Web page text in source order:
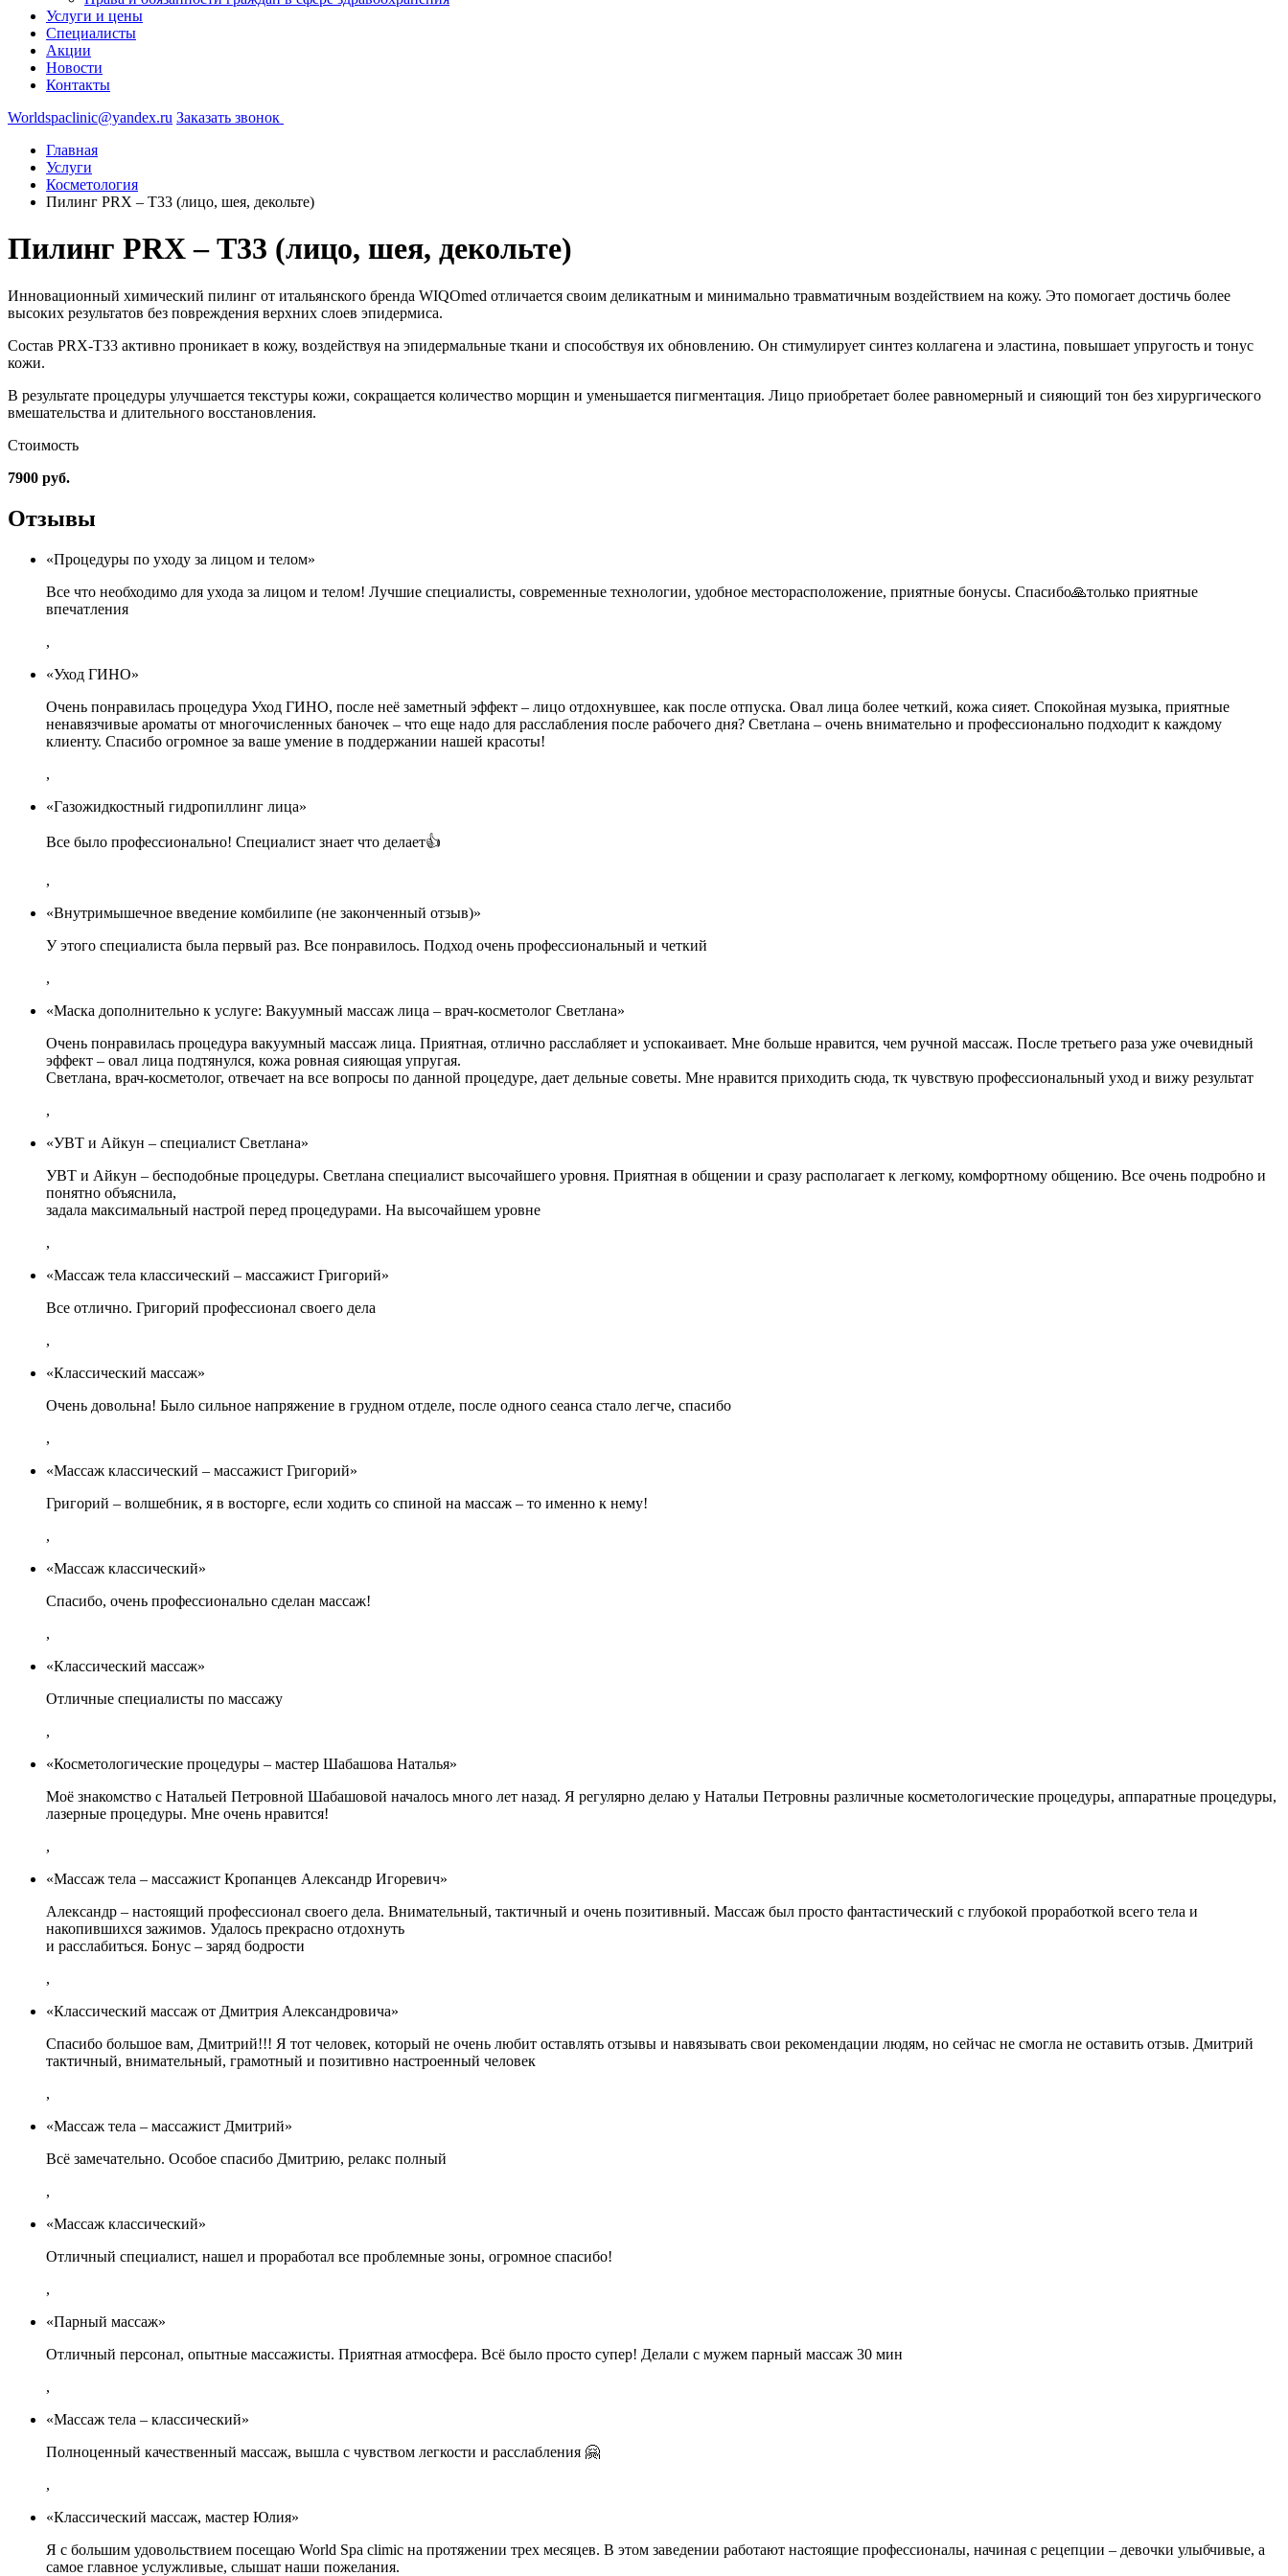
Услуги и цены
Специалисты
Акции
Новости
Контакты
Worldspaclinic@yandex.ru Заказать звонок
Главная
Услуги
Косметология
Пилинг РRX – Т33 (лицо, шея, декольте)
Пилинг РRX – Т33 (лицо, шея, декольте)
Инновационный химический пилинг от итальянского бренда WIQOmed отличается своим деликатным и минимально травматичным воздействием на кожу. Это помогает достичь более
высоких результатов без повреждения верхних слоев эпидермиса.
Состав PRX-T33 активно проникает в кожу, воздействуя на эпидермальные ткани и способствуя их обновлению. Он стимулирует синтез коллагена и эластина, повышает упругость и тонус
кожи.
В результате процедуры улучшается текстуры кожи, сокращается количество морщин и уменьшается пигментация. Лицо приобретает более равномерный и сияющий тон без хирургического
вмешательства и длительного восстановления.
Стоимость
7900 руб.
Отзывы
«Процедуры по уходу за лицом и телом»
Все что необходимо для ухода за лицом и телом! Лучшие специалисты, современные технологии, удобное месторасположение, приятные бонусы. Спасибо🙏только приятные
впечатления
,
«Уход ГИНО»
Очень понравилась процедура Уход ГИНО, после неё заметный эффект – лицо отдохнувшее, как после отпуска. Овал лица более четкий, кожа сияет. Спокойная музыка, приятные
ненавязчивые ароматы от многочисленных баночек – что еще надо для расслабления после рабочего дня? Светлана – очень внимательно и профессионально подходит к каждому
клиенту. Спасибо огромное за ваше умение в поддержании нашей красоты!
,
«Газожидкостный гидропиллинг лица»
Все было профессионально! Специалист знает что делает👍
,
«Внутримышечное введение комбилипе (не законченный отзыв)»
У этого специалиста была первый раз. Все понравилось. Подход очень профессиональный и четкий
,
«Маска дополнительно к услуге: Вакуумный массаж лица – врач-косметолог Светлана»
Очень понравилась процедура вакуумный массаж лица. Приятная, отлично расслабляет и успокаивает. Мне больше нравится, чем ручной массаж. После третьего раза уже очевидный
эффект – овал лица подтянулся, кожа ровная сияющая упругая.
Светлана, врач-косметолог, отвечает на все вопросы по данной процедуре, дает дельные советы. Мне нравится приходить сюда, тк чувствую профессиональный уход и вижу результат
,
«УВТ и Айкун – специалист Светлана»
УВТ и Айкун – бесподобные процедуры. Светлана специалист высочайшего уровня. Приятная в общении и сразу располагает к легкому, комфортному общению. Все очень подробно и
понятно объяснила,
задала максимальный настрой перед процедурами. На высочайшем уровне
,
«Массаж тела классический – массажист Григорий»
Все отлично. Григорий профессионал своего дела
,
«Классический массаж»
Очень довольна! Было сильное напряжение в грудном отделе, после одного сеанса стало легче, спасибо
,
«Массаж классический – массажист Григорий»
Григорий – волшебник, я в восторге, если ходить со спиной на массаж – то именно к нему!
,
«Массаж классический»
Спасибо, очень профессионально сделан массаж!
,
«Классический массаж»
Отличные специалисты по массажу
,
«Косметологические процедуры – мастер Шабашова Наталья»
Моё знакомство с Натальей Петровной Шабашовой началось много лет назад. Я регулярно делаю у Натальи Петровны различные косметологические процедуры, аппаратные процедуры,
лазерные процедуры. Мне очень нравится!
,
«Массаж тела – массажист Кропанцев Александр Игоревич»
Александр – настоящий профессионал своего дела. Внимательный, тактичный и очень позитивный. Массаж был просто фантастический с глубокой проработкой всего тела и
накопившихся зажимов. Удалось прекрасно отдохнуть
и расслабиться. Бонус – заряд бодрости
,
«Классический массаж от Дмитрия Александровича»
Спасибо большое вам, Дмитрий!!! Я тот человек, который не очень любит оставлять отзывы и навязывать свои рекомендации людям, но сейчас не смогла не оставить отзыв. Дмитрий
тактичный, внимательный, грамотный и позитивно настроенный человек
,
«Массаж тела – массажист Дмитрий»
Всё замечательно. Особое спасибо Дмитрию, релакс полный
,
«Массаж классический»
Отличный специалист, нашел и проработал все проблемные зоны, огромное спасибо!
,
«Парный массаж»
Отличный персонал, опытные массажисты. Приятная атмосфера. Всё было просто супер! Делали с мужем парный массаж 30 мин
,
«Массаж тела – классический»
Полноценный качественный массаж, вышла с чувством легкости и расслабления 🤗
,
«Классический массаж, мастер Юлия»
Я с большим удовольствием посещаю World Spa climic на протяжении трех месяцев. В этом заведении работают настоящие профессионалы, начиная с рецепции – девочки улыбчивые, а
самое главное услужливые, слышат наши пожелания.